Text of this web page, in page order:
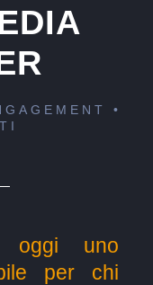
•
oggi uno
per chi